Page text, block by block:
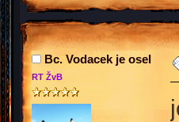
Bc. Vodacek je osel
RT ŽvB